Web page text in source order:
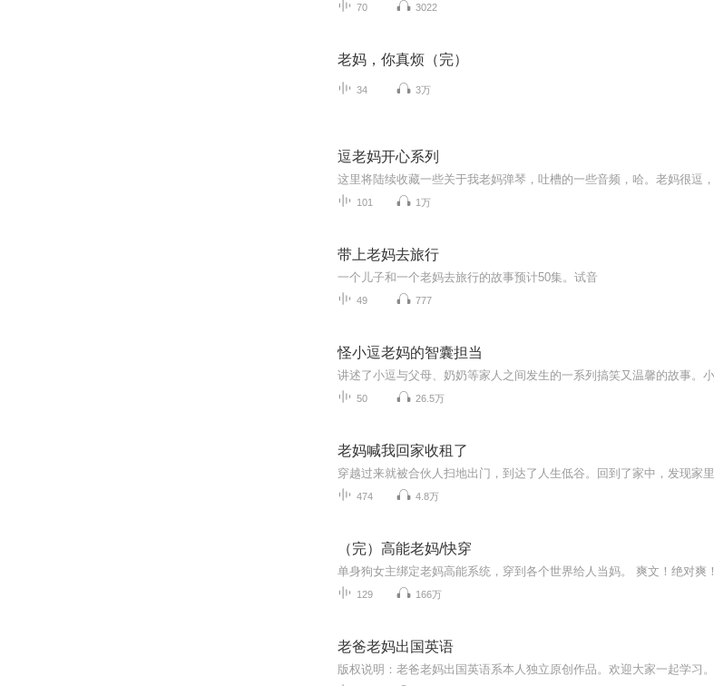
70 3022
老妈，你真烦（完）
34 3万
逗老妈开心系列
101 1万
带上老妈去旅行
一个儿子和一个老妈去旅行的故事预计50集。试音
49 777
怪小逗老妈的智囊担当
50 26.5万
老妈喊我回家收租了
474 4.8万
（完）高能老妈/快穿
单身狗女主绑定老妈高能系统，穿到各个世界给人当妈。 爽文！绝对爽！
129 166万
老爸老妈出国英语